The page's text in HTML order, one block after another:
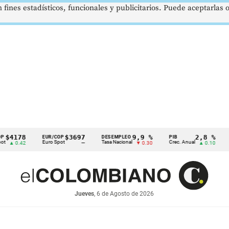
EUR/COP
Euro Spot
$3697
—
DESEMPLEO
Tasa Nacional
9,9 %
▼ 0.30
PIB
Crec. Anual
2,8 %
▲ 0.10
TRM
Tasa
Jueves, 6 de Agosto de 2026
estadísticos, funcionales y publicitarios. Puede aceptarlas